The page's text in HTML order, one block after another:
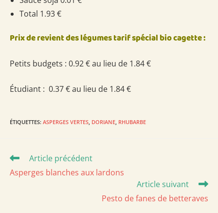
Total 1.93 €
Prix de revient des légumes tarif spécial bio cagette :
Petits budgets : 0.92 € au lieu de 1.84 €
Étudiant : 0.37 € au lieu de 1.84 €
ÉTIQUETTES: ASPERGES VERTES DORIANE RHUBARBE
Read
articles
Article précédent
Asperges blanches aux lardons
Article suivant
Pesto de fanes de betteraves